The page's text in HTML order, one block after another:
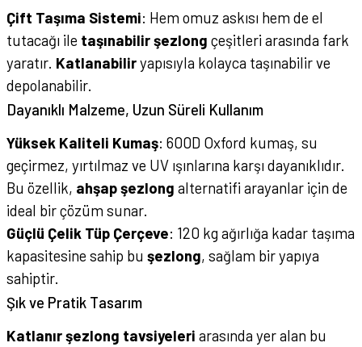
Çift Taşıma Sistemi: Hem omuz askısı hem de el
tutacağı ile taşınabilir şezlong çeşitleri arasında fark
yaratır. Katlanabiliryapısıyla kolayca taşınabilir ve
depolanabilir.
Dayanıklı Malzeme, Uzun Süreli Kullanım
Yüksek Kaliteli Kumaş: 600D Oxford kumaş, su
geçirmez, yırtılmaz ve UV ışınlarına karşı dayanıklıdır.
Bu özellik, ahşap şezlong alternatifi arayanlar için de
ideal bir çözüm sunar.
Güçlü Çelik Tüp Çerçeve: 120 kg ağırlığa kadar taşıma
kapasitesine sahip bu şezlong, sağlam bir yapıya
sahiptir.
Şık ve Pratik Tasarım
Katlanır şezlong tavsiyeleri arasında yer alan bu